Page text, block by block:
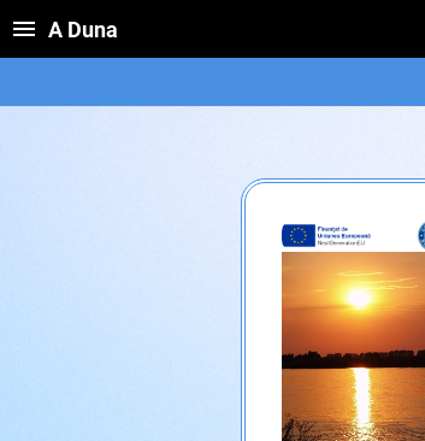
A Duna